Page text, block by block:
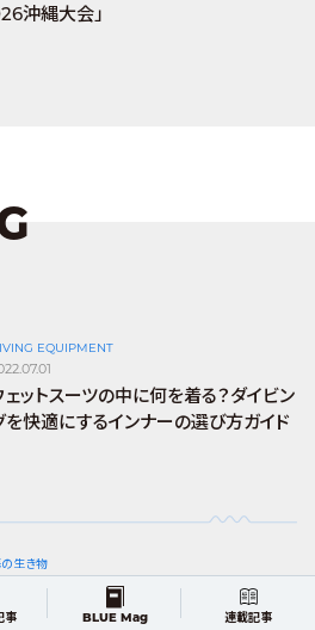
沖縄大会」
EQUIPMENT
ェットスーツの中に何を着る？ダイビン
を快適にするインナーの選び方ガイド
生き物
の危険生物図鑑｜刺す・咬む・切る！海
事 BLUE Mag 連載記事